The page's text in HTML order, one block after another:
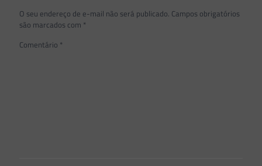
O seu endereço de e-mail não será publicado. Campos obrigatórios
são marcados com *
Comentário *